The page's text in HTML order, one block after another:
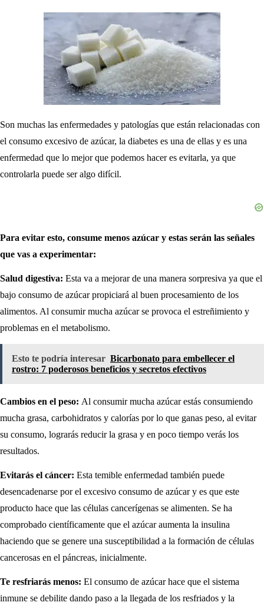
Son muchas las enfermedades y patologías que están relacionadas con
el consumo excesivo de azúcar, la diabetes es una de ellas y es una
enfermedad que lo mejor que podemos hacer es evitarla, ya que
controlarla puede ser algo difícil.
Para evitar esto, consume menos azúcar y estas serán las señales
que vas a experimentar:
Salud digestiva: Esta va a mejorar de una manera sorpresiva ya que el
bajo consumo de azúcar propiciará al buen procesamiento de los
alimentos. Al consumir mucha azúcar se provoca el estreñimiento y
problemas en el metabolismo.
Esto te podría interesar Bicarbonato para embellecer el
rostro: 7 poderosos beneficios y secretos efectivos
Cambios en el peso: Al consumir mucha azúcar estás consumiendo
mucha grasa, carbohidratos y calorías por lo que ganas peso, al evitar
su consumo, lograrás reducir la grasa y en poco tiempo verás los
resultados.
Evitarás el cáncer: Esta temible enfermedad también puede
desencadenarse por el excesivo consumo de azúcar y es que este
producto hace que las células cancerígenas se alimenten. Se ha
comprobado científicamente que el azúcar aumenta la insulina
haciendo que se genere una susceptibilidad a la formación de células
cancerosas en el páncreas, inicialmente.
Te resfriarás menos: El consumo de azúcar hace que el sistema
inmune se debilite dando paso a la llegada de los resfriados y la